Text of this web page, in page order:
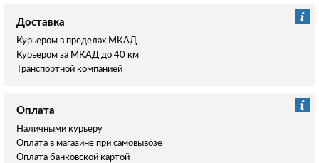
Доставка
Курьером в пределах МКАД
Курьером за МКАД до 40 км
Транспортной компанией
Оплата
Наличными курьеру
Оплата в магазине при самовывозе
Оплата банковской картой